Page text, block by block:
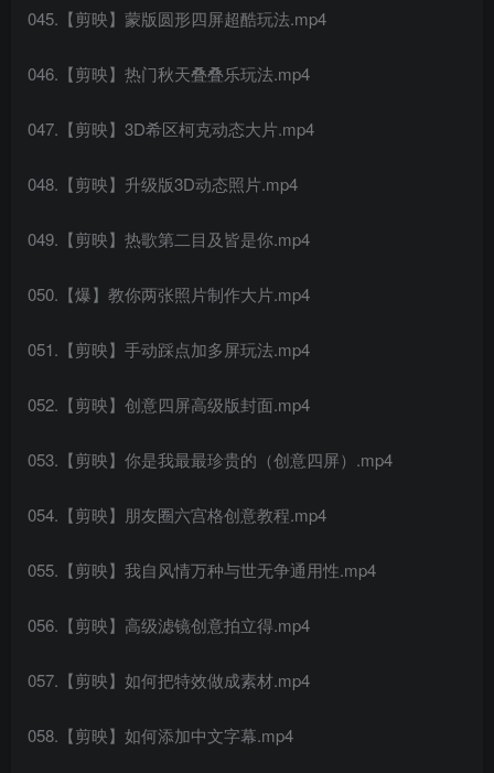
045.【剪映】蒙版圆形四屏超酷玩法.mp4
046.【剪映】热门秋天叠叠乐玩法.mp4
047.【剪映】3D希区柯克动态大片.mp4
048.【剪映】升级版3D动态照片.mp4
049.【剪映】热歌第二目及皆是你.mp4
050.【爆】教你两张照片制作大片.mp4
051.【剪映】手动踩点加多屏玩法.mp4
052.【剪映】创意四屏高级版封面.mp4
053.【剪映】你是我最最珍贵的（创意四屏）.mp4
054.【剪映】朋友圈六宫格创意教程.mp4
055.【剪映】我自风情万种与世无争通用性.mp4
056.【剪映】高级滤镜创意拍立得.mp4
057.【剪映】如何把特效做成素材.mp4
058.【剪映】如何添加中文字幕.mp4